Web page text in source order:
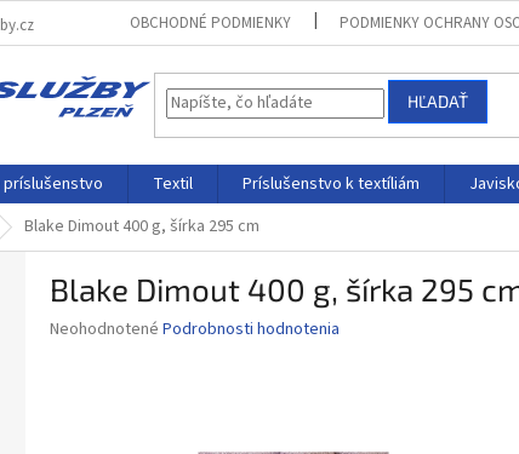
OBCHODNÉ PODMIENKY PODMIENKY OCHRANY
HĽADAŤ
Textil Príslušenstvo k textíliám
Blake Dimout 400 g, šírka 295 cm
Blake Dimout 400 g, šírka 295
Priemerné
Neohodnotené Podrobnosti hodnotenia